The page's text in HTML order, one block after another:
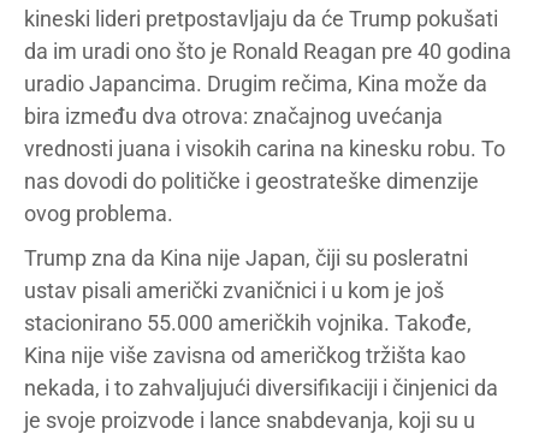
kineski lideri pretpostavljaju da će Trump pokušati
da im uradi ono što je Ronald Reagan pre 40 godina
uradio Japancima. Drugim rečima, Kina može da
bira između dva otrova: značajnog uvećanja
vrednosti juana i visokih carina na kinesku robu. To
nas dovodi do političke i geostrateške dimenzije
ovog problema.
Trump zna da Kina nije Japan, čiji su posleratni
ustav pisali američki zvaničnici i u kom je još
stacionirano 55.000 američkih vojnika. Takođe,
Kina nije više zavisna od američkog tržišta kao
nekada, i to zahvaljujući diversifikaciji i činjenici da
je svoje proizvode i lance snabdevanja, koji su u